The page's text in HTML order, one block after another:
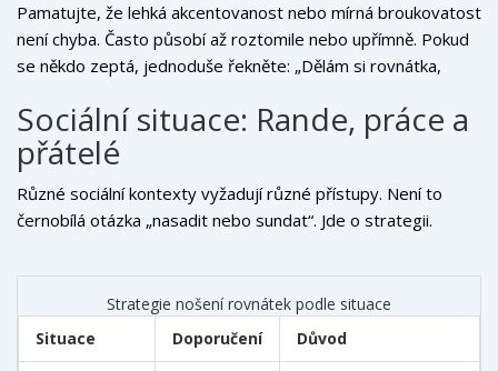
Pamatujte, že lehká akcentovanost nebo mírná broukovatost
není chyba. Často působí až roztomile nebo upřímně. Pokud
se někdo zeptá, jednoduše řekněte: „Dělám si rovnátka,
protože vnímají péči o vlastní zdraví jako ctnost.
Sociální situace: Rande, práce a
přátelé
Různé sociální kontexty vyžadují různé přístupy. Není to
černobílá otázka „nasadit nebo sundat“. Jde o strategii.
Strategie nošení rovnátek podle situace
Situace
Doporučení Důvod